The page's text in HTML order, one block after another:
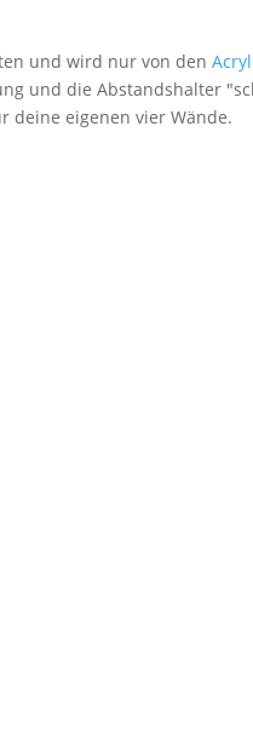
und wird nur von den
und die Abstandshalter
deine eigenen vier Wände.